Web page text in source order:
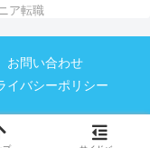
ア転職
お問い合わせ
イバシーポリシー
るべ.